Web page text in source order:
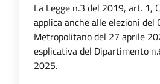
La Legge n.3 del 2019, art. 1,
applica anche alle elezioni del
Metropolitano del 27 aprile
esplicativa del Dipartimento
2025.